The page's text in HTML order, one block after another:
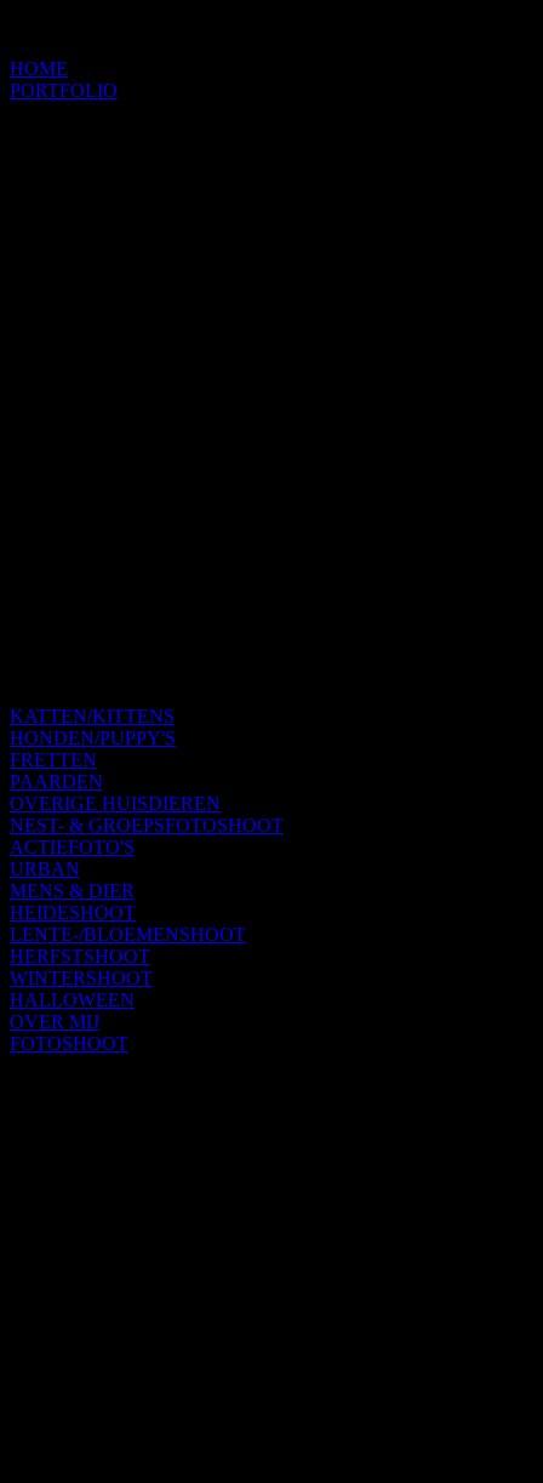
HOME
PORTFOLIO
KATTEN/KITTENS
HONDEN/PUPPY'S
FRETTEN
PAARDEN
OVERIGE HUISDIEREN
NEST- & GROEPSFOTOSHOOT
ACTIEFOTO'S
URBAN
MENS & DIER
HEIDESHOOT
LENTE-/BLOEMENSHOOT
HERFSTSHOOT
WINTERSHOOT
HALLOWEEN
OVER MIJ
FOTOSHOOT